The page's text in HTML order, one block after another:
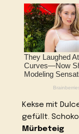
Kekse mit
gefüllt.
Mürbeteig